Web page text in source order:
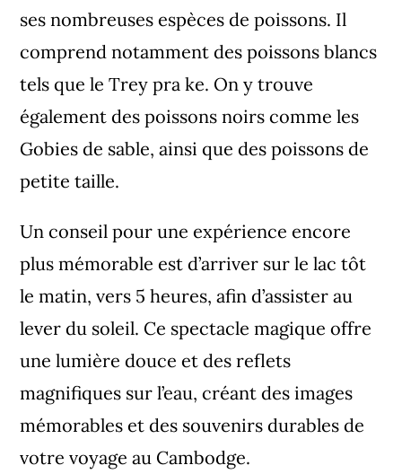
ses nombreuses espèces de poissons. Il
comprend notamment des poissons blancs
tels que le Trey pra ke. On y trouve
également des poissons noirs comme les
Gobies de sable, ainsi que des poissons de
petite taille.
Un conseil pour une expérience encore
plus mémorable est d’arriver sur le lac tôt
le matin, vers 5 heures, afin d’assister au
lever du soleil. Ce spectacle magique offre
une lumière douce et des reflets
magnifiques sur l’eau, créant des images
mémorables et des souvenirs durables de
votre voyage au Cambodge.